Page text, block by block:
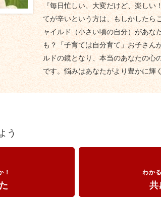
『毎日忙しい、大変だけど、楽しい
てが辛いという方は、もしかしたら
ャイルド（小さい頃の自分）があな
も？「子育ては自分育て」お子さん
ルドの鏡となり、本当のあなたの心
です。悩みはあなたがより豊かに輝
う
！ わか